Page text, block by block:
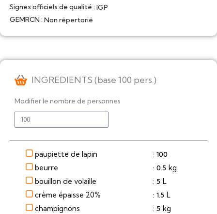
Signes officiels de qualité : IGP
GEMRCN : Non répertorié
INGREDIENTS (base 100 pers.)
Modifier le nombre de personnes
paupiette de lapin : 100
beurre : 0.5 kg
bouillon de volaille
: 5 L
crème épaisse 20%
: 1.5 L
champignons
: 5 kg